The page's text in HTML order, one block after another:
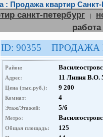
: Продажа квартир Санкт-
санкт-петербург |
работа
ID: 90355
Район:
Адрес: 11 Линия В.О.
Цена (тыс.руб.): 9 200
Комнат: 4
Этаж/Этажей: 5/6
Метро:
Общая площадь: 125